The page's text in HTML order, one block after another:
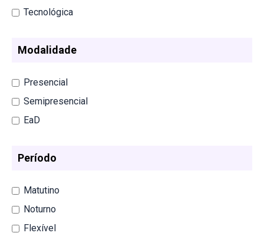
Tecnológica
Modalidade
Presencial
Semipresencial
EaD
Período
Matutino
Noturno
Flexível